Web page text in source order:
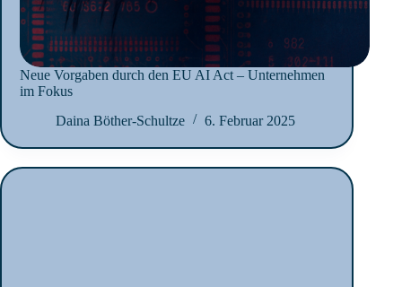
Neue Vorgaben durch den EU AI Act – Unternehmen
im Fokus
Daina Böther-Schultze
6. Februar 2025